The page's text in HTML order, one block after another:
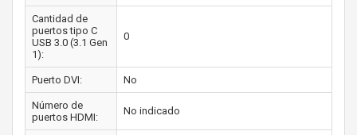
Cantidad de
puertos tipo C
USB 3.0 (3.1 Gen
1):
0
Puerto DVI: No
Número de
puertos HDMI:
No indicado